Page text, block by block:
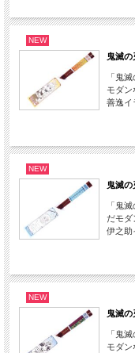
NEW
鬼滅の
「鬼
モダン
善逸イ
NEW
鬼滅の
「鬼
だモダ
伊之助
NEW
鬼滅の
「鬼
モダン